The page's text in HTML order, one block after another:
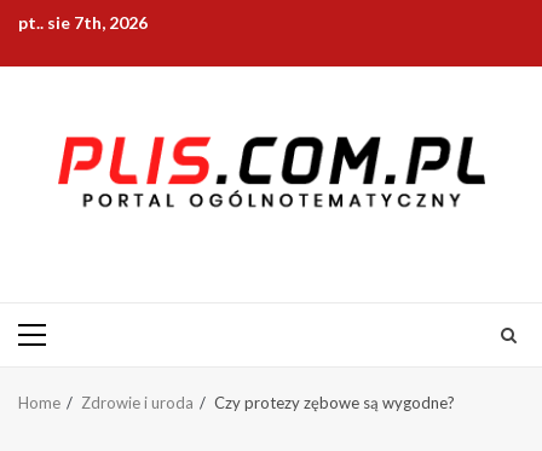
Skip
content
pt.. sie 7th, 2026
Primary
Home Zdrowie i uroda Czy protezy zębowe są wygodne?